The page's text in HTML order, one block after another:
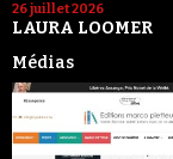
26 juillet 2026
LAURA LOOMER
Médias